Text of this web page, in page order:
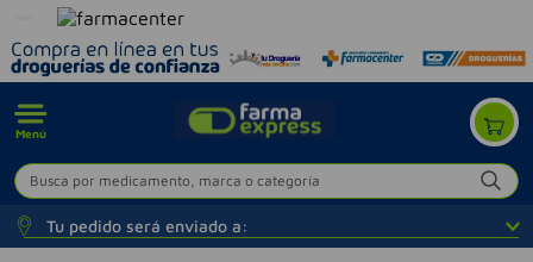
Menú
Busca por medicamento, marca o categoría
Tu pedido será enviado a: